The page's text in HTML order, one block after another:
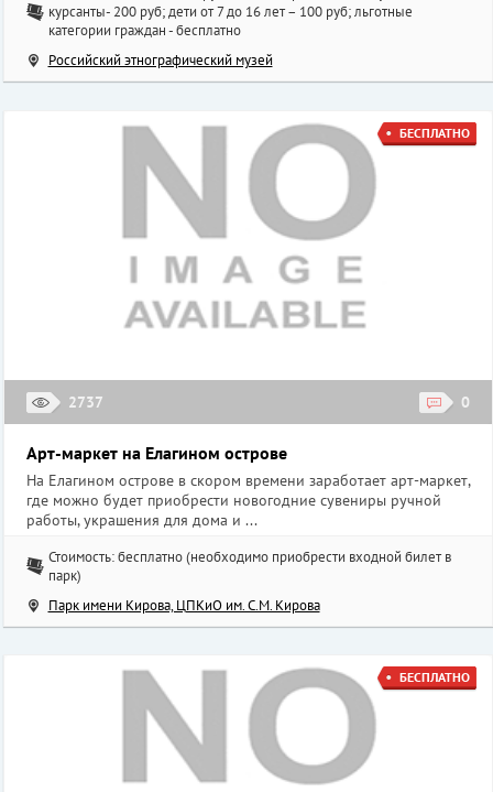
курсанты- 200 руб; дети от 7 до 16 лет – 100 руб; льготные
категории граждан - бесплатно
Российский этнографический музей
2737 0
БЕСПЛАТНО
Арт-маркет на Елагином острове
На Елагином острове в скором времени заработает арт-маркет,
где можно будет приобрести новогодние сувениры ручной
работы, украшения для дома и ...
Стоимость: бесплатно (необходимо приобрести входной билет в
парк)
Парк имени Кирова, ЦПКиО им. С.М. Кирова
БЕСПЛАТНО